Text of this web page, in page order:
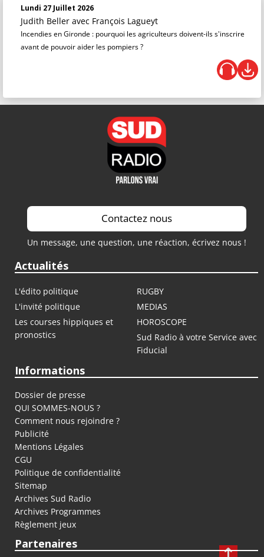
Lundi 27 Juillet 2026
Judith Beller avec François Lagueyt
Incendies en Gironde : pourquoi les agriculteurs doivent-ils s'inscrire
avant de pouvoir aider les pompiers ?
Contactez nous
Un message, une question, une réaction, écrivez nous !
Actualités
L'édito politique
RUGBY
L'invité politique
MEDIAS
Les courses hippiques et
pronostics
HOROSCOPE
Sud Radio à votre Service avec
Fiducial
Informations
Dossier de presse
QUI SOMMES-NOUS ?
Comment nous rejoindre ?
Publicité
Mentions Légales
CGU
Politique de confidentialité
Sitemap
Archives Sud Radio
Archives Programmes
Règlement jeux
Partenaires